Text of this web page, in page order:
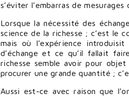
s’éviter l’embarras de
Lorsque la nécessité des
science de la richesse ; c’est le
mais où l’expérience
d’échange et ce qu’il fallait
richesse semble avoir pour
procurer une grande quantité ;
Aussi est-ce avec raison que